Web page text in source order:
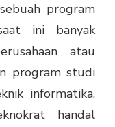
program
ini banyak
atau
program studi
informatika.
handal